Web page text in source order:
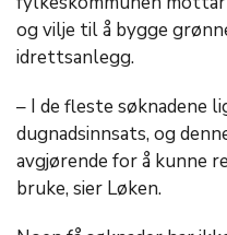
og vilje til å bygge
idrettsanlegg.
– I de fleste søknadene
dugnadsinnsats, og
avgjørende for å kunne
bruke, sier Løken.